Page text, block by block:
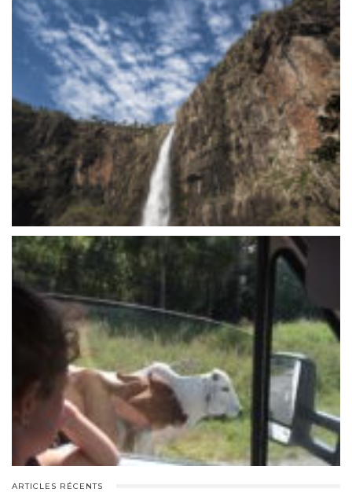
ARTICLES RÉCENTS